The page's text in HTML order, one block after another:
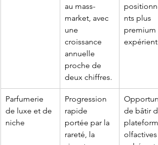
au mass-
market, avec
une
croissance
annuelle
proche de
deux chiffres.
nts plus
premium
Parfumerie
de luxe et de
niche
Progression
rapide
portée par la
rareté, la
de bâtir
olfactives